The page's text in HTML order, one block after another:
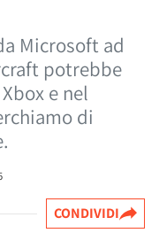
Microsoft ad
potrebbe
e nel
di
CONDIVIDI